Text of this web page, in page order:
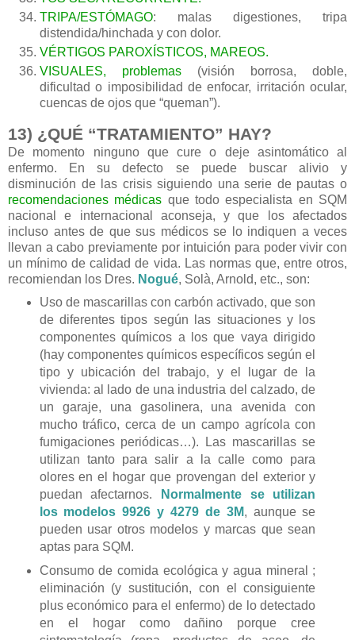
TRIPA/ESTÓMAGO: malas digestiones, tripa
distendida/hinchada y con dolor.
VÉRTIGOS PAROXÍSTICOS, MAREOS.
VISUALES, problemas (visión borrosa, doble,
dificultad o imposibilidad de enfocar, irritación ocular,
cuencas de ojos que “queman”).
13) ¿QUÉ “TRATAMIENTO” HAY?
De momento ninguno que cure o deje asintomático al
enfermo. En su defecto se puede buscar alivio y
disminución de las crisis siguiendo una serie de pautas o
recomendaciones médicas que todo especialista en SQM
nacional e internacional aconseja, y que los afectados
incluso antes de que sus médicos se lo indiquen a veces
llevan a cabo previamente por intuición para poder vivir con
un mínimo de calidad de vida. Las normas que, entre otros,
recomiendan los Dres. Nogué, Solà, Arnold, etc., son:
Uso de mascarillas con carbón activado, que son
de diferentes tipos según las situaciones y los
componentes químicos a los que vaya dirigido
(hay componentes químicos específicos según el
tipo y ubicación del trabajo, y el lugar de la
vivienda: al lado de una industria del calzado, de
un garaje, una gasolinera, una avenida con
mucho tráfico, cerca de un campo agrícola con
fumigaciones periódicas…). Las mascarillas se
utilizan tanto para salir a la calle como para
olores en el hogar que provengan del exterior y
puedan afectarnos.
Normalmente se utilizan
los modelos 9926 y 4279 de 3M, aunque se
pueden usar otros modelos y marcas que sean
aptas para SQM.
Consumo de comida ecológica y agua mineral ;
eliminación (y sustitución, con el consiguiente
plus económico para el enfermo) de lo detectado
en el hogar como dañino porque cree